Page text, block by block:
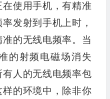
使用手机，有精准
发射到手机上时，
的无线电频率。当
的射频电磁场消失
人的无线电频率包
的环境中，除非你